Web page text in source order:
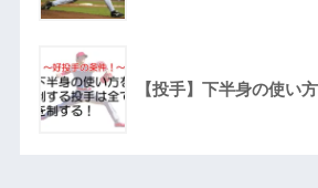
【投手】下半身の使い